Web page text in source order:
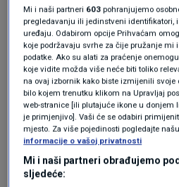
Oglas
Mi i naši partneri 603 pohranjujemo
pregledavanju ili jedinstveni identifikatori,
uređaju. Odabirom opcije Prihvaćam
koje podržavaju svrhe za čije pružanje mi
podatke. Ako su alati za praćenje
koje vidite možda više neće biti toliko
na ovaj izbornik kako biste izmijenili svoje
bilo kojem trenutku klikom na Upravljaj
web-stranice [ili plutajuće ikone u donjem
je primjenjivo]. Vaši će se odabiri
mjesto. Za više pojedinosti pogledajte
informacije o vašoj privatnosti
Mi i naši partneri obrađujemo
sljedeće: